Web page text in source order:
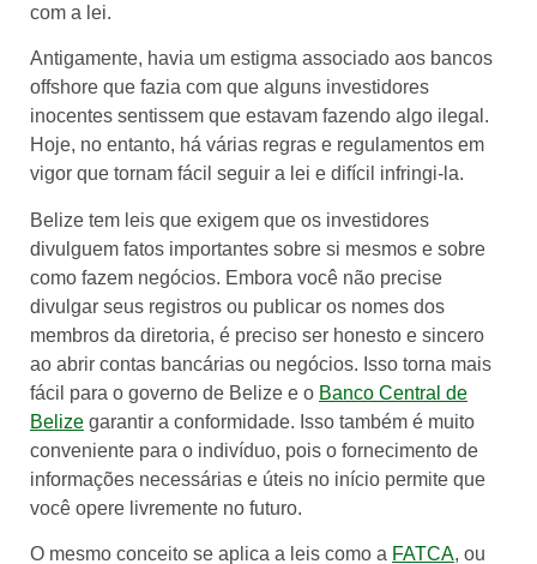
com a lei.
Antigamente, havia um estigma associado aos bancos
offshore que fazia com que alguns investidores
inocentes sentissem que estavam fazendo algo ilegal.
Hoje, no entanto, há várias regras e regulamentos em
vigor que tornam fácil seguir a lei e difícil infringi-la.
Belize tem leis que exigem que os investidores
divulguem fatos importantes sobre si mesmos e sobre
como fazem negócios. Embora você não precise
divulgar seus registros ou publicar os nomes dos
membros da diretoria, é preciso ser honesto e sincero
ao abrir contas bancárias ou negócios. Isso torna mais
fácil para o governo de Belize e o Banco Central de
Belize garantir a conformidade. Isso também é muito
conveniente para o indivíduo, pois o fornecimento de
informações necessárias e úteis no início permite que
você opere livremente no futuro.
O mesmo conceito se aplica a leis como a FATCA, ou